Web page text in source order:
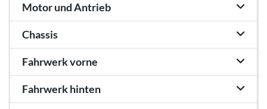
Motor und Antrieb
Chassis
Fahrwerk vorne
Fahrwerk hinten